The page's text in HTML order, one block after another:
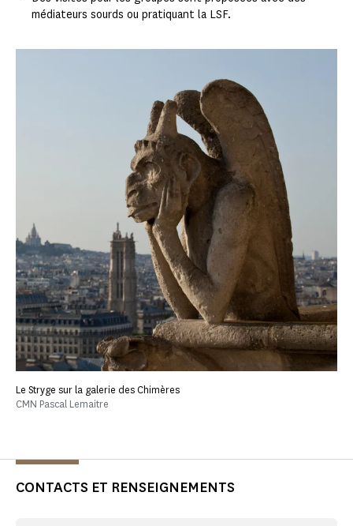
médiateurs sourds ou pratiquant la LSF.
Le Stryge sur la galerie des Chimères
CMN Pascal Lemaitre
CONTACTS ET RENSEIGNEMENTS